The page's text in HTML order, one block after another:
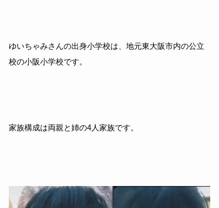
ゆいちゃみさんの出身小学校は、地元東大阪市内の公立
校の小阪小学校です。
家族構成は両親と姉の4人家族です。